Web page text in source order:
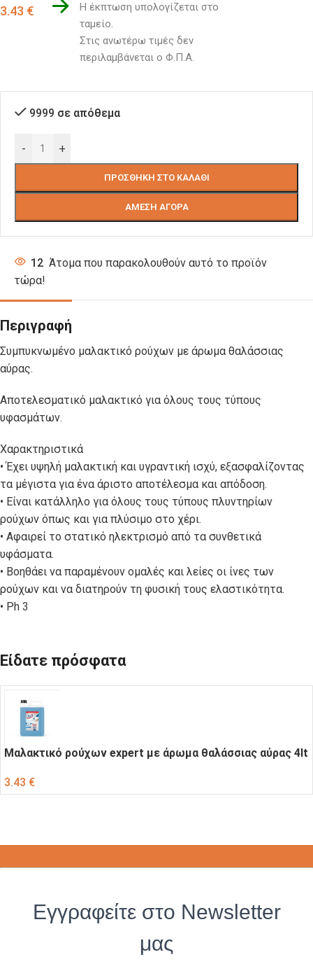
3.43 €
Η έκπτωση υπολογίζεται στο
ταμείο.
Στις ανωτέρω τιμές δεν
περιλαμβάνεται ο Φ.Π.Α.
9999 σε απόθεμα
- +
ΠΡΟΣΘΉΚΗ ΣΤΟ ΚΑΛΆΘΙ
ΆΜΕΣΗ ΑΓΟΡΆ
12 Άτομα που παρακολουθούν αυτό το προϊόν
τώρα!
Περιγραφή
Συμπυκνωμένο μαλακτικό ρούχων με άρωμα θαλάσσιας
αύρας.
Αποτελεσματικό μαλακτικό για όλους τους τύπους
υφασμάτων.
Χαρακτηριστικά
• Έχει υψηλή μαλακτική και υγραντική ισχύ, εξασφαλίζοντας
τα μέγιστα για ένα άριστο αποτέλεσμα και απόδοση.
• Είναι κατάλληλο για όλους τους τύπους πλυντηρίων
ρούχων όπως και για πλύσιμο στο χέρι.
• Αφαιρεί το στατικό ηλεκτρισμό από τα συνθετικά
υφάσματα.
• Βοηθάει να παραμένουν ομαλές και λείες οι ίνες των
ρούχων και να διατηρούν τη φυσική τους ελαστικότητα.
• Ph 3
Είδατε πρόσφατα
Μαλακτικό ρούχων expert με άρωμα θαλάσσιας αύρας 4lt
3.43 €
Εγγραφείτε στο Newsletter
μας